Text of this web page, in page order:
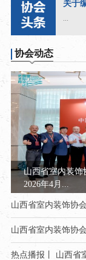
关于
协会动态
山西省室内装饰
2026年4月...
山西省室内装饰协
山西省室内装饰协
热点播报丨 山西省